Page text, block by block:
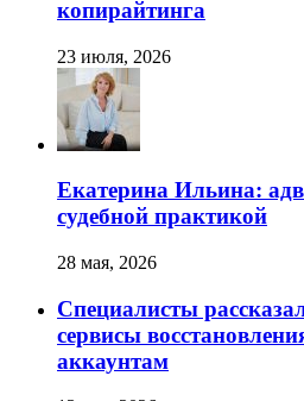
копирайтинга
23 июля, 2026
Екатерина Ильина:
судебной практикой
28 мая, 2026
Специалисты
сервисы
аккаунтам